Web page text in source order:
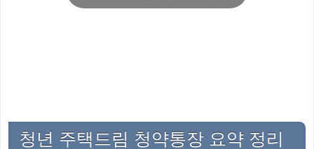
청년 주택드림 청약통장 요약 정리